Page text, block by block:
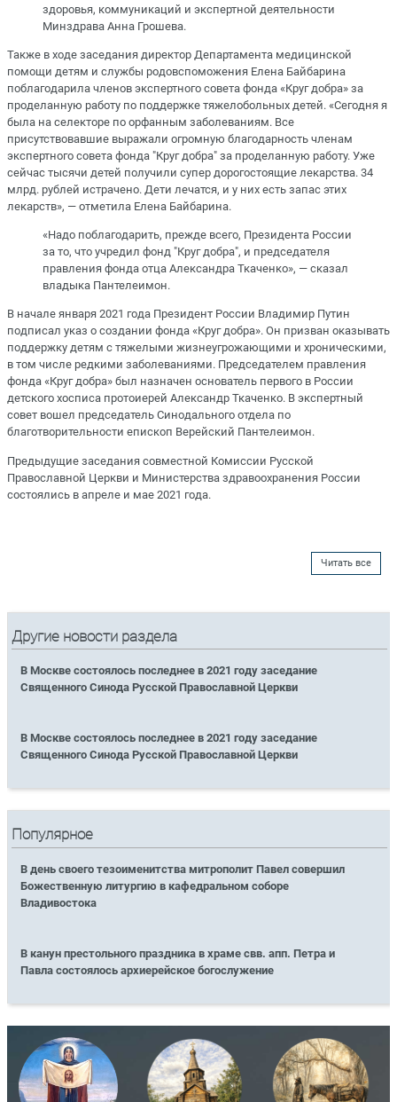
здоровья, коммуникаций и экспертной деятельности
Минздрава Анна Грошева.
Также в ходе заседания директор Департамента медицинской
помощи детям и службы родовспоможения Елена Байбарина
поблагодарила членов экспертного совета фонда «Круг добра» за
проделанную работу по поддержке тяжелобольных детей. «Сегодня я
была на селекторе по орфанным заболеваниям. Все
присутствовавшие выражали огромную благодарность членам
экспертного совета фонда "Круг добра" за проделанную работу. Уже
сейчас тысячи детей получили супер дорогостоящие лекарства. 34
млрд. рублей истрачено. Дети лечатся, и у них есть запас этих
лекарств», — отметила Елена Байбарина.
«Надо поблагодарить, прежде всего, Президента России
за то, что учредил фонд "Круг добра", и председателя
правления фонда отца Александра Ткаченко», — сказал
владыка Пантелеимон.
В начале января 2021 года Президент России Владимир Путин
подписал указ о создании фонда «Круг добра». Он призван оказывать
поддержку детям с тяжелыми жизнеугрожающими и хроническими,
в том числе редкими заболеваниями. Председателем правления
фонда «Круг добра» был назначен основатель первого в России
детского хосписа протоиерей Александр Ткаченко. В экспертный
совет вошел председатель Синодального отдела по
благотворительности епископ Верейский Пантелеимон.
Предыдущие заседания совместной Комиссии Русской
Православной Церкви и Министерства здравоохранения России
состоялись в апреле и мае 2021 года.
Читать все
Другие новости раздела
В Москве состоялось последнее в 2021 году заседание
Священного Синода Русской Православной Церкви
В Москве состоялось последнее в 2021 году заседание
Священного Синода Русской Православной Церкви
Популярное
В день своего тезоименитства митрополит Павел совершил
Божественную литургию в кафедральном соборе
Владивостока
В канун престольного праздника в храме свв. апп. Петра и
Павла состоялось архиерейское богослужение